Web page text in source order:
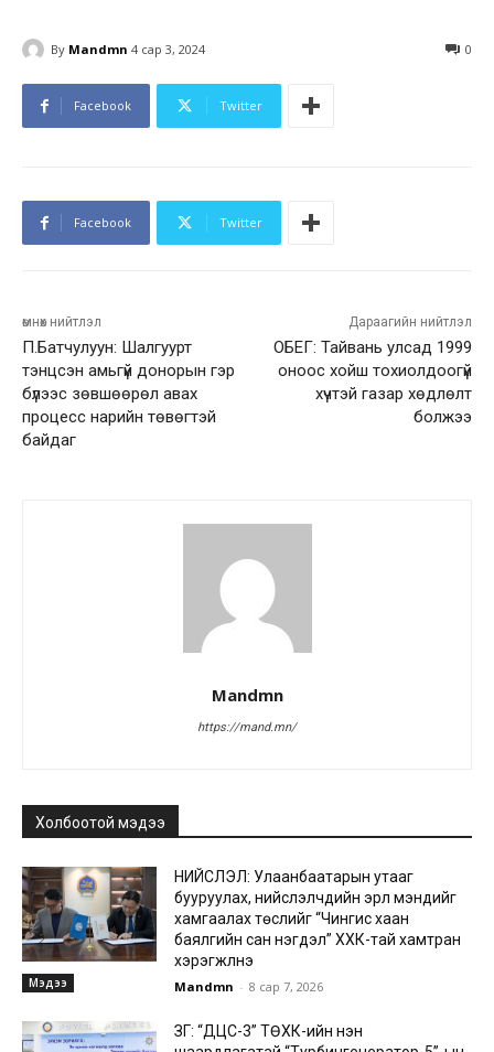
By Mandmn 4 сар 3, 2024 0
Facebook Twitter
Facebook Twitter
өмнөх нийтлэл
П.Батчулуун: Шалгуурт
тэнцсэн амьгүй донорын гэр
бүлээс зөвшөөрөл авах
процесс нарийн төвөгтэй
байдаг
Дараагийн нийтлэл
ОБЕГ: Тайвань улсад 1999
оноос хойш тохиолдоогүй
хүчтэй газар хөдлөлт
болжээ
Mandmn
https://mand.mn/
Холбоотой мэдээ
Мэдээ
НИЙСЛЭЛ: Улаанбаатарын утааг
бууруулах, нийслэлчүүдийн эрүүл мэндийг
хамгаалах төслийг “Чингис хаан
баялгийн сан нэгдэл” ХХК-тай хамтран
хэрэгжүүлнэ
Mandmn - 8 сар 7, 2026
ЗГ: “ДЦС-3” ТӨХК-ийн нэн